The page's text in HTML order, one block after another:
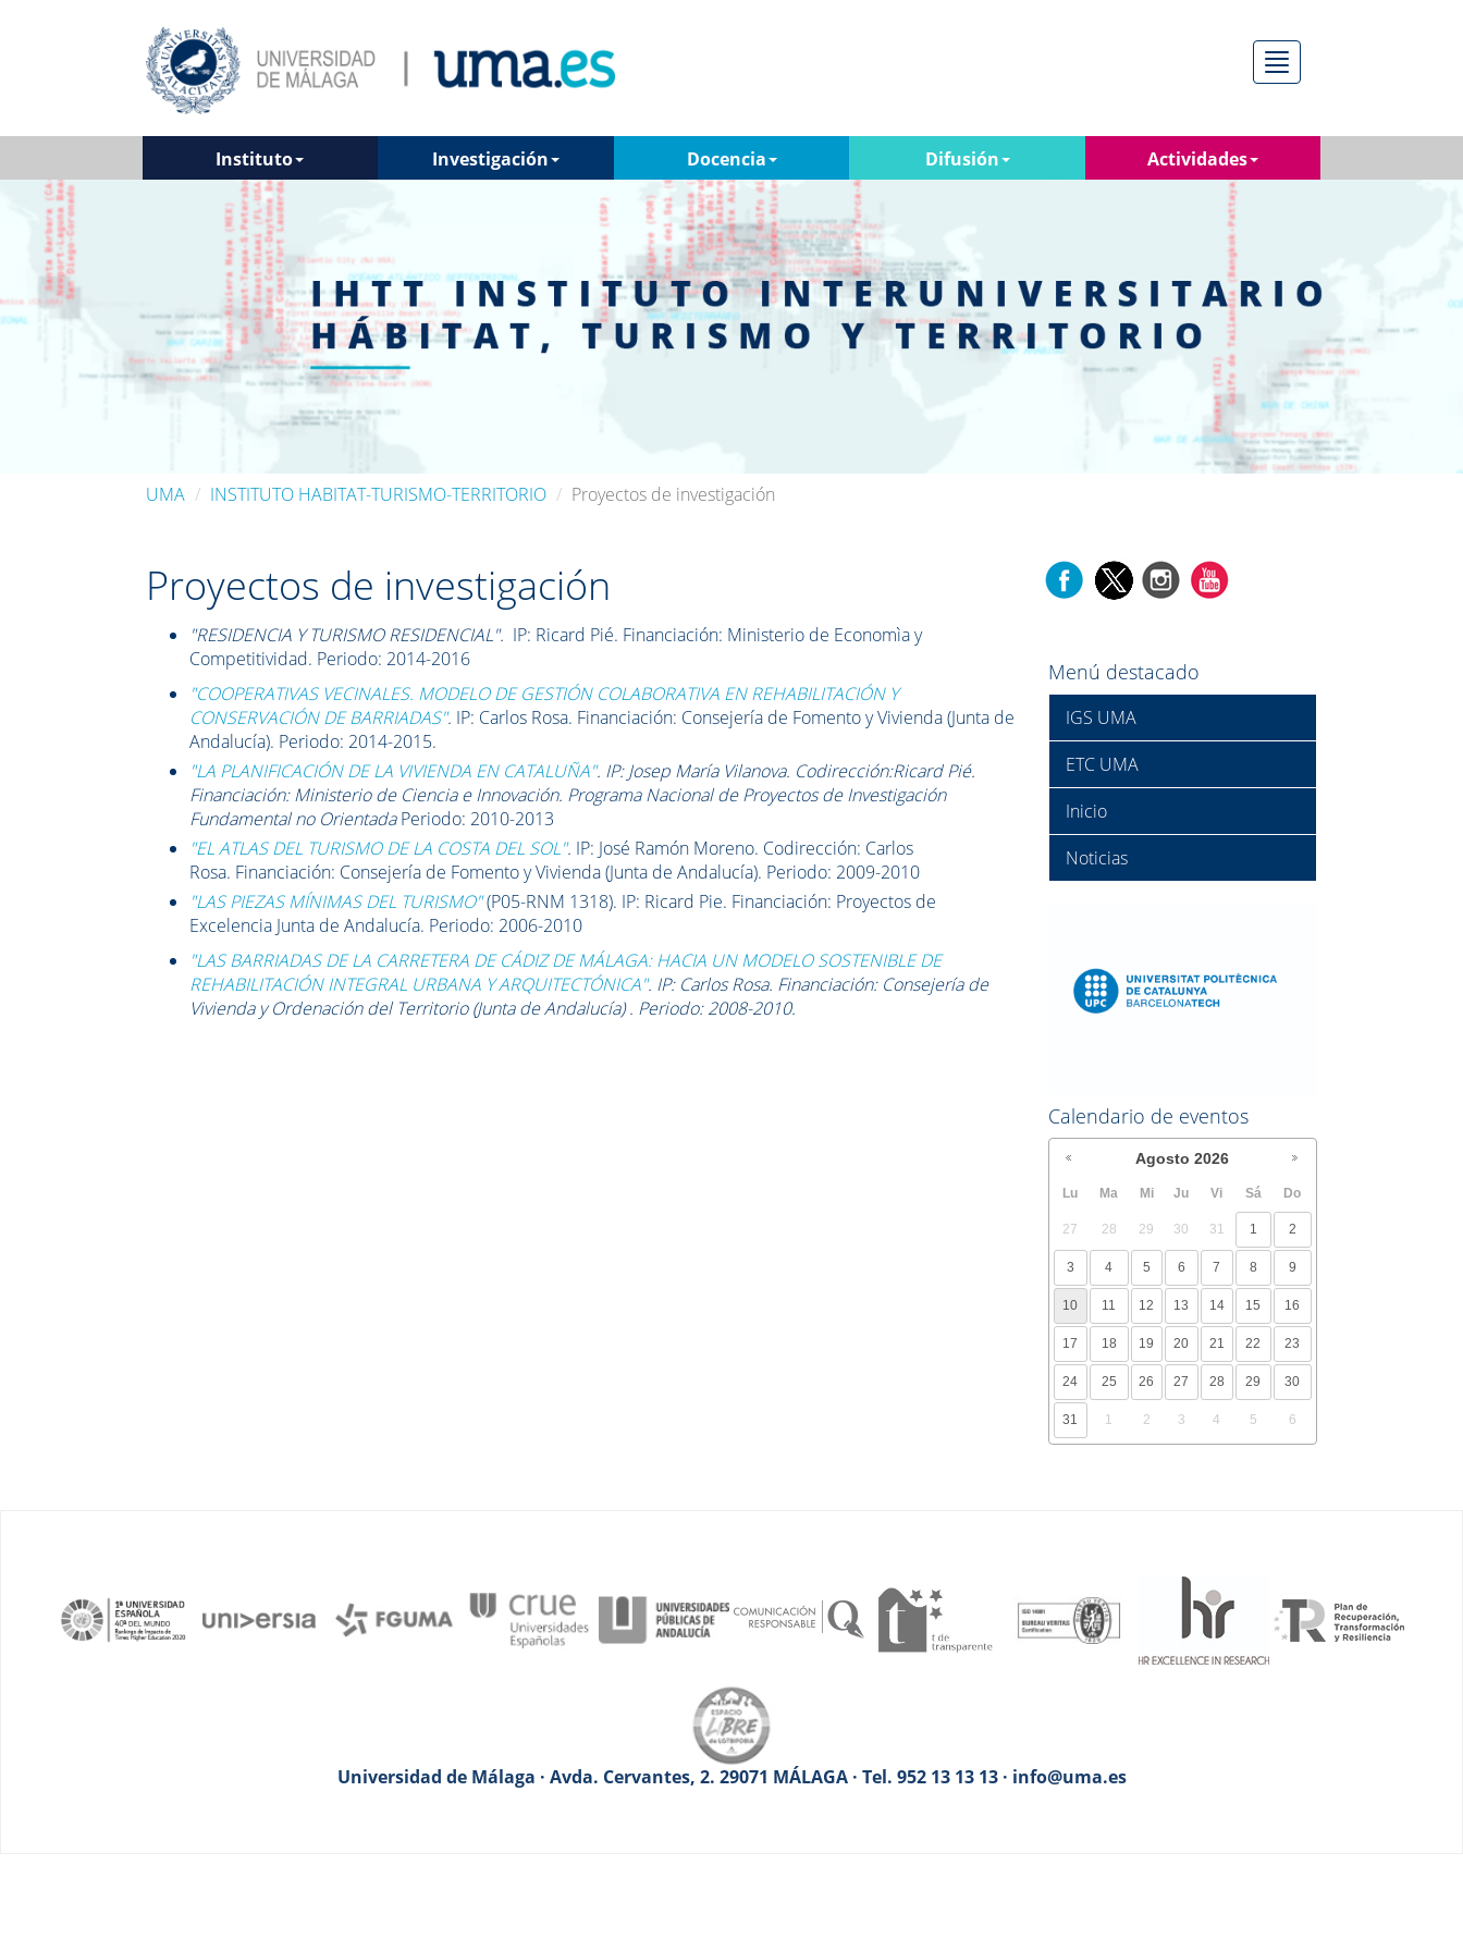
Menú
Instituto Investigación Docencia Difusión Actividades
UMA INSTITUTO HABITAT-TURISMO-TERRITORIO Proyectos de investigación
Proyectos de investigación
"RESIDENCIA Y TURISMO RESIDENCIAL". IP: Ricard Pié. Financiación: Ministerio de Economìa y
Competitividad. Periodo: 2014-2016
"COOPERATIVAS VECINALES. MODELO DE GESTIÓN COLABORATIVA EN REHABILITACIÓN Y
CONSERVACIÓN DE BARRIADAS". IP: Carlos Rosa. Financiación: Consejería de Fomento y Vivienda (Junta de
Andalucía). Periodo: 2014-2015.
"LA PLANIFICACIÓN DE LA VIVIENDA EN CATALUÑA". IP:Josep María Vilanova. Codirección:Ricard Pié.
Financiación: Ministerio de Ciencia e Innovación. Programa Nacional de Proyectos de Investigación
Fundamental no OrientadaPeriodo: 2010-2013
"EL ATLAS DEL TURISMO DE LA COSTA DEL SOL". IP: José Ramón Moreno. Codirección: Carlos
Rosa. Financiación: Consejería de Fomento y Vivienda (Junta de Andalucía). Periodo: 2009-2010
"LAS PIEZAS MÍNIMAS DEL TURISMO"(P05-RNM 1318). IP: Ricard Pie. Financiación: Proyectos de
Excelencia Junta de Andalucía. Periodo: 2006-2010
"LAS BARRIADAS DE LA CARRETERA DE CÁDIZ DE MÁLAGA: HACIA UN MODELO SOSTENIBLE DE
REHABILITACIÓN INTEGRAL URBANA Y ARQUITECTÓNICA". IP:Carlos Rosa. Financiación: Consejería de
Vivienda y Ordenación del Territorio(Junta de Andalucía) . Periodo: 2008-2010.
Menú destacado
IGS UMA
ETC UMA
Inicio
Noticias
Calendario de eventos
Agosto 2026
Lu Ma Mi Ju Vi Sá Do
27 28 29 30 31 1 2
3 4 5 6 7 8 9
10 11 12 13 14 15 16
17 18 19 20 21 22 23
24 25 26 27 28 29 30
31 1 2 3 4 5 6
Universidad de Málaga · Avda. Cervantes, 2. 29071 MÁLAGA · Tel. 952 13 13 13 · info@uma.es